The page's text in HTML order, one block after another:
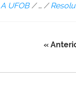
A UFOB /…/
«